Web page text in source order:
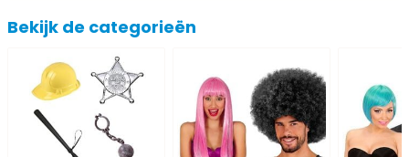
Bekijk de categorieën